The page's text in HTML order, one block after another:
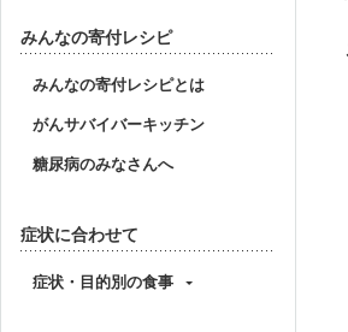
みんなの寄付レシピ
みんなの寄付レシピとは
がんサバイバーキッチン
糖尿病のみなさんへ
症状に合わせて
症状・目的別の食事